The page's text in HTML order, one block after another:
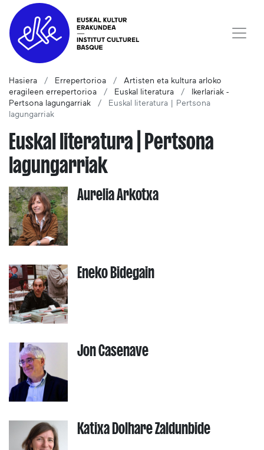
Hasiera Errepertorioa
Artisten eta kultura arloko
eragileen errepertorioa
Euskal literatura
Ikerlariak -
Pertsona lagungarriak
Euskal literatura | Pertsona
lagungarriak
Euskal literatura | Pertsona
lagungarriak
Aurelia Arkotxa
Eneko Bidegain
Jon Casenave
Katixa Dolhare Zaldunbide